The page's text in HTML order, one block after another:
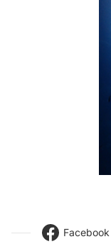
Facebook